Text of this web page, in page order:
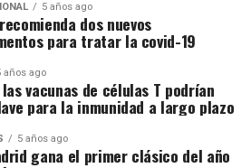
5 años ago
dos nuevos
para tratar la covid-19
años ago
vacunas de células T podrían
para la inmunidad a largo plazo
5 años ago
gana el primer clásico del año